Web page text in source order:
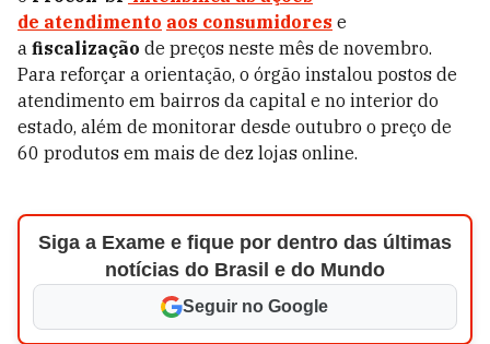
de atendimento aos consumidores e
a fiscalização de preços neste mês de novembro.
Para reforçar a orientação, o órgão instalou postos de
atendimento em bairros da capital e no interior do
estado, além de monitorar desde outubro o preço de
60 produtos em mais de dez lojas online.
Siga a Exame e fique por dentro das últimas
notícias do Brasil e do Mundo
Seguir no Google